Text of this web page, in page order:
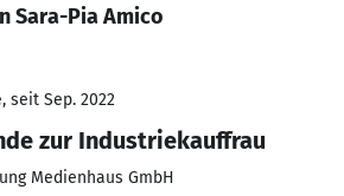
Sara-Pia Amico
seit Sep. 2022
zur Industriekauffrau
Medienhaus GmbH